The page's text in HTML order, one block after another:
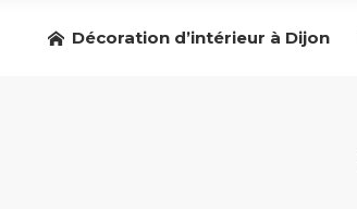
Décoration d’intérieur à Dijon